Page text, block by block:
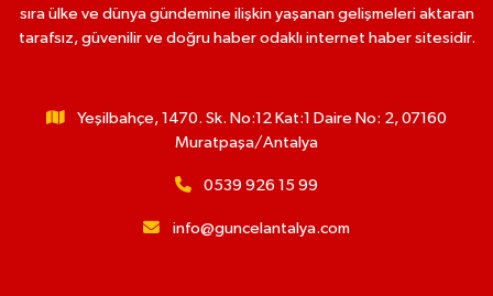
sıra ülke ve dünya gündemine ilişkin yaşanan gelişmeleri aktaran
tarafsız, güvenilir ve doğru haber odaklı internet haber sitesidir.
Yeşilbahçe, 1470. Sk. No:12 Kat:1 Daire No: 2, 07160
Muratpaşa/Antalya
0539 926 15 99
info@guncelantalya.com